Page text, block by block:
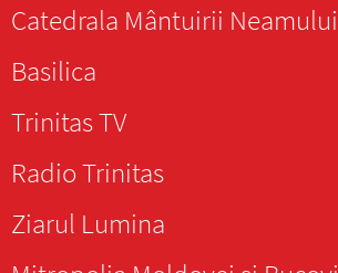
Catedrala Mântuirii Neamului
Basilica
Trinitas TV
Radio Trinitas
Ziarul Lumina